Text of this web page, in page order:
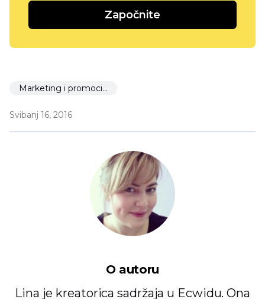
Započnite
Marketing i promocija
Svibanj 16, 2016
O autoru
Lina je kreatorica sadržaja u Ecwidu. Ona